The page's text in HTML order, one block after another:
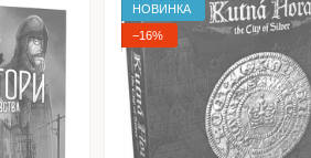
НОВИНКА
−16%